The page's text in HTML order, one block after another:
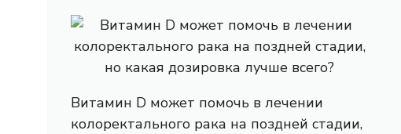
Витамин D может помочь в лечении
колоректального рака на поздней стадии,